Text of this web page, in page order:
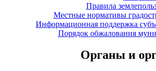
Правила
Местные нормативы
Информационная поддержка
Порядок обжалования
Органы и